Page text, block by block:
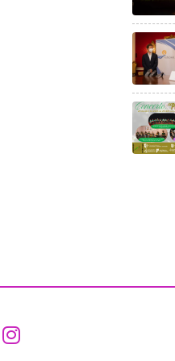
Aceder ao
Aceder ao